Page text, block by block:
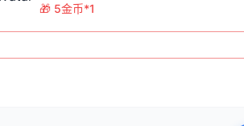
🎁 5金币*1